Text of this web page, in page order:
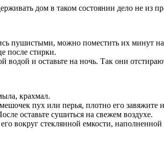
дом в таком состоянии дело не из
пушистыми, можно поместить их минут
после стирки.
водой и оставьте на ночь. Так они
крахмал.
пух или перья, плотно его
оставьте сушиться на свежем воздухе.
вокруг стеклянной емкости,